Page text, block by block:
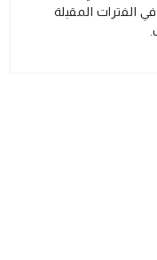
الفترات المقبلة